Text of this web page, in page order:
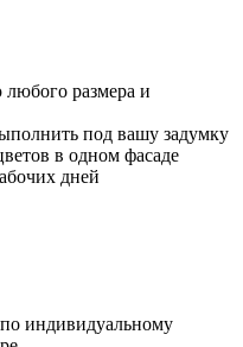
любого размера и
под вашу задумку
в одном фасаде
дней
индивидуальному